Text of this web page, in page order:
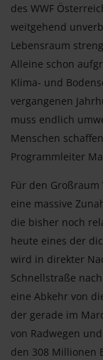
des WWF
weitgehend
Lebensraum
Alleine schon
Klima- und
vergangenen
muss endlich
Menschen
Programmleiter
Für den
eine massive
die bisher noch
heute eines der
wird in direkter
Schnellstraße
eine Abkehr von
der gerade im
von Radwegen
den 308 Millionen